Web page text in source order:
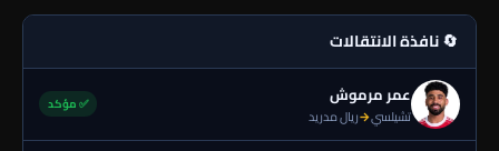
🔄 نافذة الانتقالات
عمر مرموش
تشيلسي→ريال مدريد
✅ مؤكد